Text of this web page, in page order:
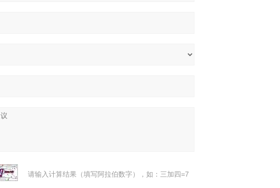
请输入计算结果（填写阿拉伯数字），如：三加四=7